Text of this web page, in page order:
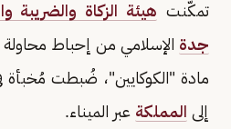
تمكّنت هيئة الزكاة والضريبة
جدة
مادة "الكوكايين"، ضُبطت مُخبأة
إلى المملكة عبر الميناء.